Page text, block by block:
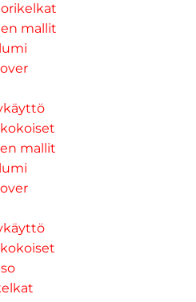
mallit
mallit